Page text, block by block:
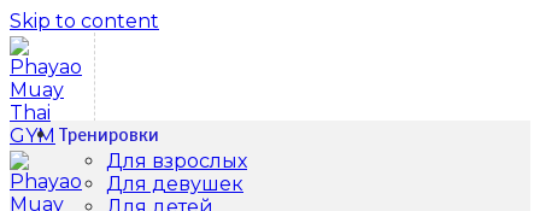
Skip to content
Тренировки
Для взрослых
Для девушек